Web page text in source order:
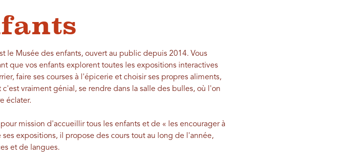
le Musée des enfants, ouvert au public depuis 2014. Vous
que vos enfants explorent toutes les expositions interactives
faire ses courses à l'épicerie et choisir ses propres aliments,
vraiment génial, se rendre dans la salle des bulles, où l'on
éclater.
mission d'accueillir tous les enfants et de « les encourager à
expositions, il propose des cours tout au long de l'année,
et de langues.